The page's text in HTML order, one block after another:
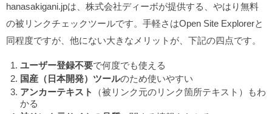
hanasakigani.jpは、株式会社ディーボが提供する、やはり無料
の被リンクチェックツールです。手軽さはOpen Site Explorerと
同程度ですが、他にない大きなメリットが、下記の四点です。
ユーザー登録不要で何度でも使える
国産（日本開発）ツールのため使いやすい
アンカーテキスト
（被リンク元のリンク箇所テキスト）もわ
かる